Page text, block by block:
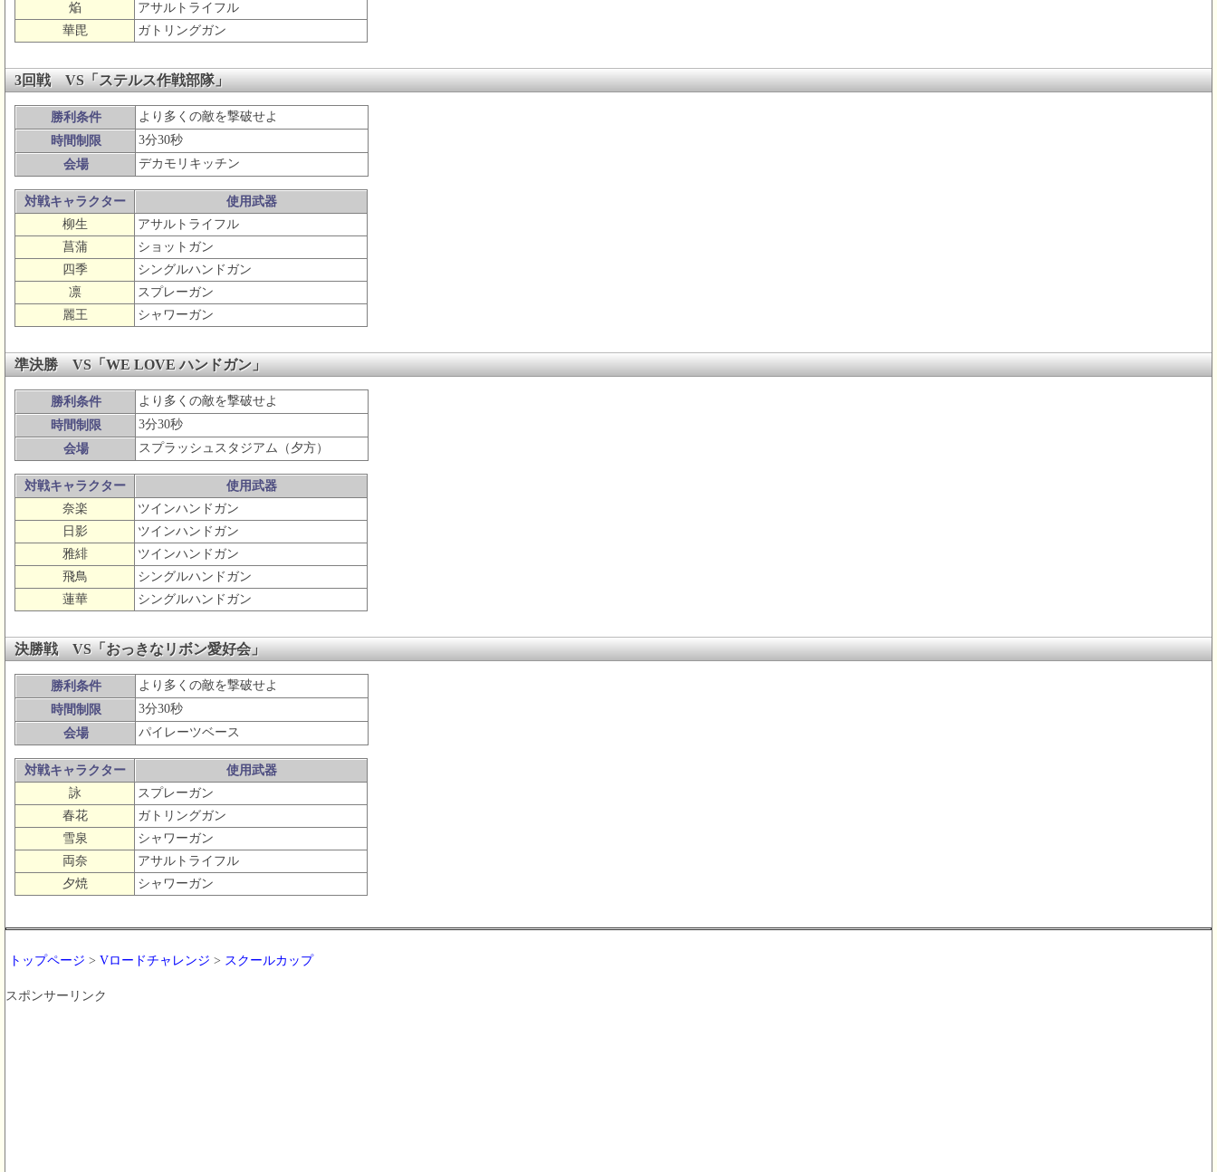
焔
アサルトライフル
華毘
ガトリングガン
3回戦 VS「ステルス作戦部隊」
勝利条件
より多くの敵を撃破せよ
時間制限
3分30秒
会場
デカモリキッチン
対戦キャラクター
使用武器
柳生
アサルトライフル
菖蒲
ショットガン
四季
シングルハンドガン
凛
スプレーガン
麗王
シャワーガン
準決勝 VS「WE LOVE ハンドガン」
勝利条件
より多くの敵を撃破せよ
時間制限
3分30秒
会場
スプラッシュスタジアム（夕方）
対戦キャラクター
使用武器
奈楽
ツインハンドガン
日影
ツインハンドガン
雅緋
ツインハンドガン
飛鳥
シングルハンドガン
蓮華
シングルハンドガン
決勝戦 VS「おっきなリボン愛好会」
勝利条件
より多くの敵を撃破せよ
時間制限
3分30秒
会場
パイレーツベース
対戦キャラクター
使用武器
詠
スプレーガン
春花
ガトリングガン
雪泉
シャワーガン
両奈
アサルトライフル
夕焼
シャワーガン
トップページ > Vロードチャレンジ > スクールカップ
スポンサーリンク